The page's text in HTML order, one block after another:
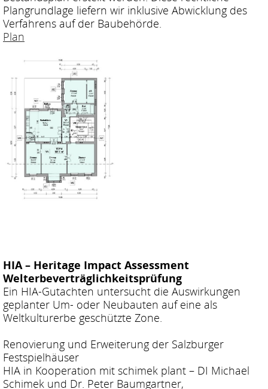
Plangrundlage liefern wir inklusive Abwicklung des
Verfahrens auf der Baubehörde.
Plan
HIA – Heritage Impact Assessment
Welterbeverträglichkeitsprüfung
Ein HIA-Gutachten untersucht die Auswirkungen
geplanter Um- oder Neubauten auf eine als
Weltkulturerbe geschützte Zone.
Renovierung und Erweiterung der Salzburger
Festspielhäuser
HIA in Kooperation mit schimek plant – DI Michael
Schimek und Dr. Peter Baumgartner,